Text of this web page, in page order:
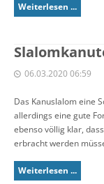
Weiterlesen ...
06.03.2020 06:59
Das Kanuslalom eine
allerdings eine gute
ebenso völlig klar,
erbracht werden
Weiterlesen ...